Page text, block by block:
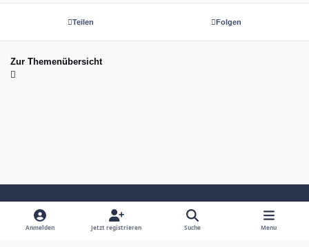
Teilen Folgen
Zur Themenübersicht
Light ModeDark ModeSystem Preference
Anmelden Jetzt registrieren Suche Menu